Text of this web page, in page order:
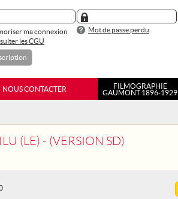
ma connexion
Mot de passe perdu
les CGU
NOUS CONTACTER
FILMOGRAPHIE
GAUMONT 1896-1929
(LE) - (VERSION SD)